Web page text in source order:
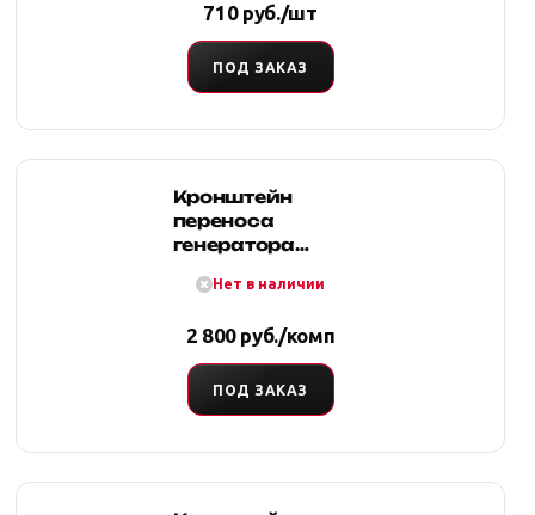
710 руб./шт
ПОД ЗАКАЗ
Кронштейн
переноса
генератора
ГУРНет в наличии
2 800 руб./комп
ПОД ЗАКАЗ